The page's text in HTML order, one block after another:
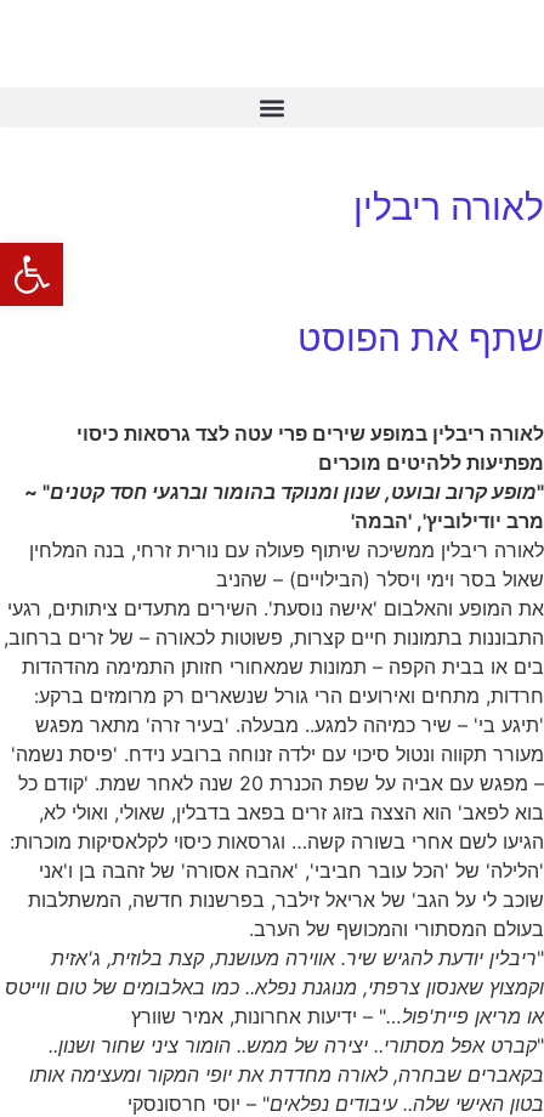
לאורה ריבלין
שתף את הפוסט
לאורה ריבלין במופע שירים פרי עטה לצד גרסאות כיסוי
מפתיעות ללהיטים מוכרים
"מופע קרוב ובועט, שנון ומנוקד בהומור וברגעי חסד קטנים" ~
מרב יודילוביץ', 'הבמה'
לאורה ריבלין ממשיכה שיתוף פעולה עם נורית זרחי, בנה המלחין
שאול בסר וימי ויסלר (הבילויים) – שהניב
את המופע והאלבום 'אישה נוסעת'. השירים מתעדים ציתותים, רגעי
התבוננות בתמונות חיים קצרות, פשוטות לכאורה – של זרים ברחוב,
בים או בבית הקפה – תמונות שמאחורי חזותן התמימה מהדהדות
חרדות, מתחים ואירועים הרי גורל שנשארים רק מרומזים ברקע:
'תיגע בי' – שיר כמיהה למגע.. מבעלה. 'בעיר זרה' מתאר מפגש
מעורר תקווה ונטול סיכוי עם ילדה זנוחה ברובע נידח. 'פיסת נשמה'
– מפגש עם אביה על שפת הכנרת 20 שנה לאחר שמת. 'קודם כל
בוא לפאב' הוא הצצה בזוג זרים בפאב בדבלין, שאולי, ואולי לא,
הגיעו לשם אחרי בשורה קשה… וגרסאות כיסוי לקלאסיקות מוכרות:
'הלילה' של 'הכל עובר חביבי', 'אהבה אסורה' של זהבה בן ו'אני
שוכב לי על הגב' של אריאל זילבר, בפרשנות חדשה, המשתלבות
בעולם המסתורי והמכושף של הערב.
"ריבלין יודעת להגיש שיר. אווירה מעושנת, קצת בלוזית, ג'אזית
וקמצוץ שאנסון צרפתי, מנוגנת נפלא.. כמו באלבומים של טום ווייטס
או מריאן פיית'פול…" – ידיעות אחרונות, אמיר שוורץ
"קברט אפל מסתורי.. יצירה של ממש.. הומור ציני שחור ושנון..
בקאברים שבחרה, לאורה מחדדת את יופי המקור ומעצימה אותו
בטון האישי שלה.. עיבודים נפלאים" – יוסי חרסונסקי
פתח